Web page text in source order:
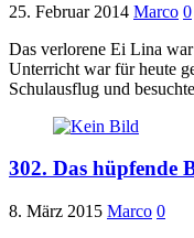
25. Februar 2014 Marco 0
Das verlorene Ei Lina
Unterricht war für heute
Schulausflug und
302. Das hüpfende
8. März 2015 Marco 0